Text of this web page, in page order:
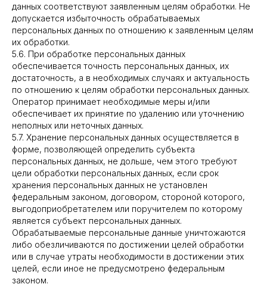
данных соответствуют заявленным целям обработки. Не
допускается избыточность обрабатываемых
персональных данных по отношению к заявленным целям
их обработки.
5.6. При обработке персональных данных
обеспечивается точность персональных данных, их
достаточность, а в необходимых случаях и актуальность
по отношению к целям обработки персональных данных.
Оператор принимает необходимые меры и/или
обеспечивает их принятие по удалению или уточнению
неполных или неточных данных.
5.7. Хранение персональных данных осуществляется в
форме, позволяющей определить субъекта
персональных данных, не дольше, чем этого требуют
цели обработки персональных данных, если срок
хранения персональных данных не установлен
федеральным законом, договором, стороной которого,
выгодоприобретателем или поручителем по которому
является субъект персональных данных.
Обрабатываемые персональные данные уничтожаются
либо обезличиваются по достижении целей обработки
или в случае утраты необходимости в достижении этих
целей, если иное не предусмотрено федеральным
законом.